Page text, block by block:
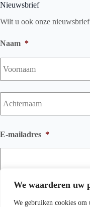
We waarderen uw
We gebruiken cookies
Nieuwsbrief
Wilt u ook onze
Naam *
E-mailadres *